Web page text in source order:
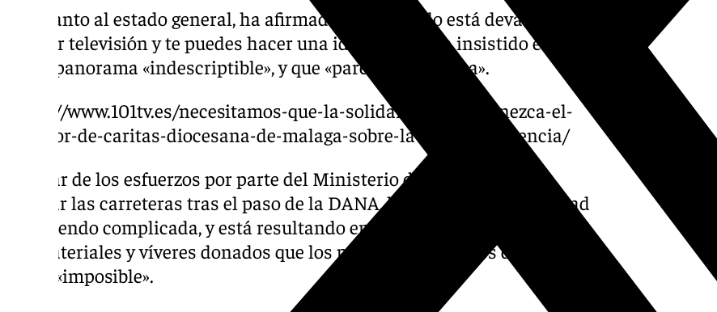
En cuanto al estado general, ha afirmado que «aquello está devastado, lo
ves por televisión y te puedes hacer una idea». Pérez ha insistido en que
es un panorama «indescriptible», y que «parece una guerra».
https://www.101tv.es/necesitamos-que-la-solidaridad-permanezca-el-
director-de-caritas-diocesana-de-malaga-sobre-la-ayuda-a-valencia/
A pesar de los esfuerzos por parte del Ministerio de Transportes de
reparar las carreteras tras el paso de la DANA, la vuelta a la normalidad
está siendo complicada, y está resultando en una logística y reparto de
los materiales y víveres donados que los propios voluntarios definen
como «imposible».